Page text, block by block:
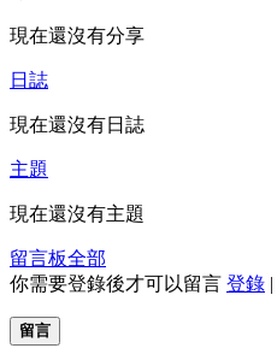
現在還沒有分享
日誌
現在還沒有日誌
主題
現在還沒有主題
留言板全部
你需要登錄後才可以留言 登錄 |
留言